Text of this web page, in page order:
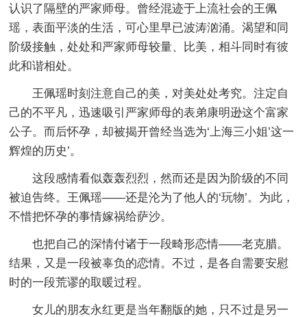
认识了隔壁的严家师母。曾经混迹于上流社会的王佩
瑶，表面平淡的生活，可心里早已波涛汹涌。渴望和同
阶级接触，处处和严家师母较量、比美，相斗同时有彼
此和谐相处。
王佩瑶时刻注意自己的美，对美处处考究。注定自
己的不平凡，迅速吸引严家师母的表弟康明逊这个富家
公子。而后怀孕，却被揭开曾经当选为‘上海三小姐’这一
辉煌的历史’。
这段感情看似轰轰烈烈，然而还是因为阶级的不同
被迫告终。王佩瑶——还是沦为了他人的‘玩物’。为此，
不惜把怀孕的事情嫁祸给萨沙。
也把自己的深情付诸于一段畸形恋情——老克腊。
结果，又是一段被辜负的恋情。不过，是各自需要安慰
时的一段荒谬的取暖过程。
女儿的朋友永红更是当年翻版的她，只不过是另一